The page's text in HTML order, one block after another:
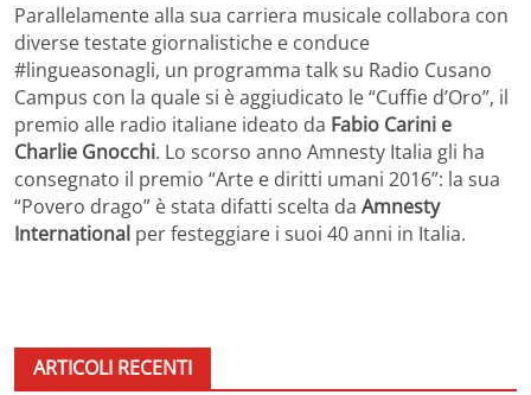
Parallelamente alla sua carriera musicale collabora con
diverse testate giornalistiche e conduce
#lingueasonagli, un programma talk su Radio Cusano
Campus con la quale si è aggiudicato le “Cuffie d’Oro”, il
premio alle radio italiane ideato da Fabio Carini e
Charlie Gnocchi. Lo scorso anno Amnesty Italia gli ha
consegnato il premio “Arte e diritti umani 2016”: la sua
“Povero drago” è stata difatti scelta da Amnesty
International per festeggiare i suoi 40 anni in Italia.
ARTICOLI RECENTI